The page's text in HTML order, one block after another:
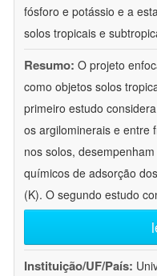
fósforo e potássio e a
solos tropicais e
Resumo: O projeto
como objetos solos
primeiro estudo
os argilominerais e entre
nos solos,
químicos de adsorção
(K). O segundo estudo
Instituição/UF/País: